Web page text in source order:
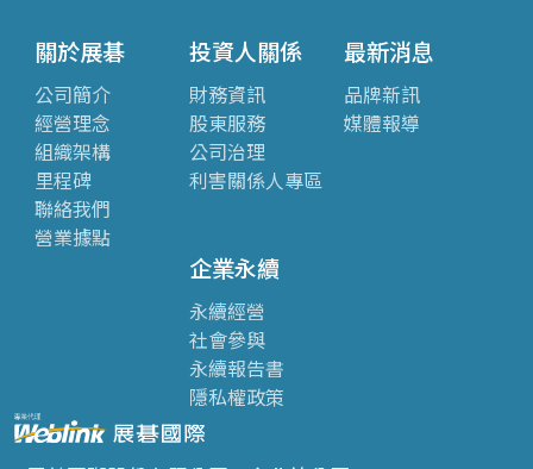
關於展碁
公司簡介
經營理念
組織架構
里程碑
聯絡我們
營業據點
投資人關係
財務資訊
股東服務
公司治理
利害關係人專區
最新消息
品牌新訊
媒體報導
企業永續
永續經營
社會參與
永續報告書
隱私權政策